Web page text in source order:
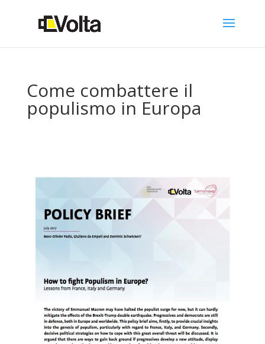
Come combattere il
populismo in Europa